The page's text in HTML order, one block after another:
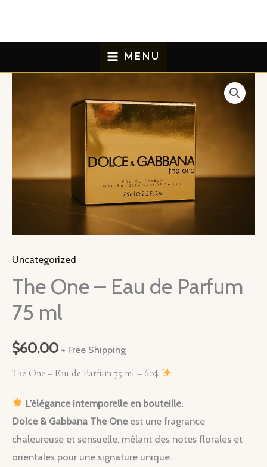
contenu
MENU
Uncategorized
The One – Eau de Parfum
75 ml
$60.00 + Free Shipping
The One – Eau de Parfum 75 ml – 60$
L’élégance intemporelle en bouteille.
Dolce & Gabbana The One est une fragrance
chaleureuse et sensuelle, mêlant des notes florales et
orientales pour une signature unique.